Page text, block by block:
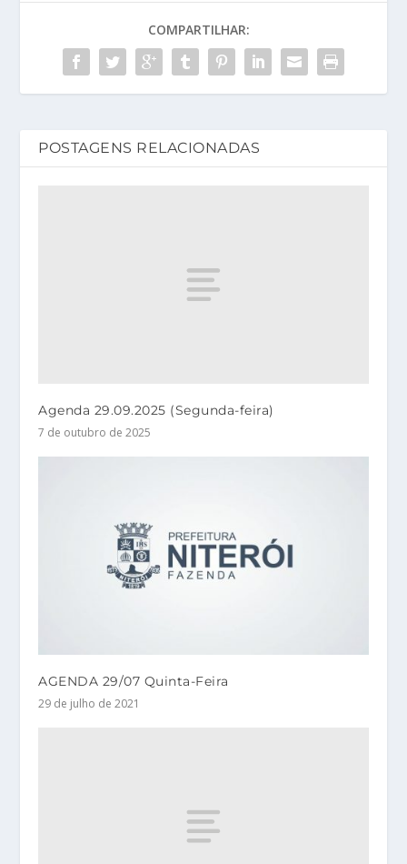
COMPARTILHAR:
POSTAGENS RELACIONADAS
Agenda 29.09.2025 (Segunda-feira)
7 de outubro de 2025
AGENDA 29/07 Quinta-Feira
29 de julho de 2021